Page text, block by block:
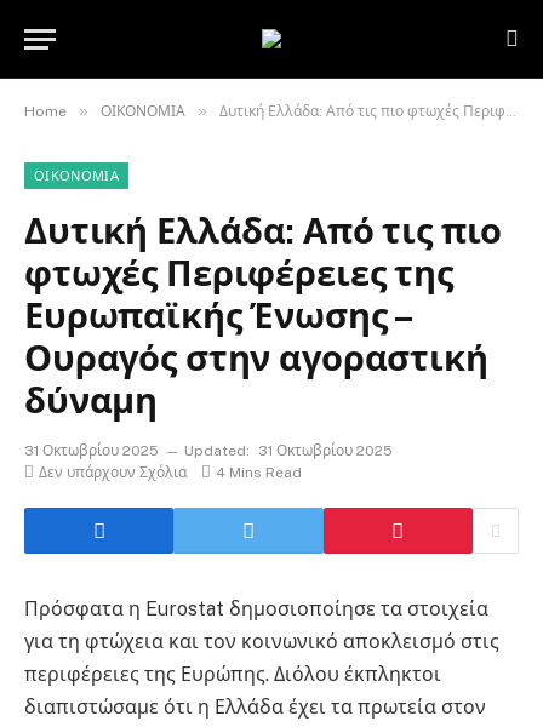
Home » ΟΙΚΟΝΟΜΙΑ » Δυτική Ελλάδα: Από τις πιο φτωχές Περιφέρειες της Ευρωπαϊκής Ένωσης – Ουραγός στην αγοραστική δύναμη
ΟΙΚΟΝΟΜΙΑ
Δυτική Ελλάδα: Από τις πιο
φτωχές Περιφέρειες της
Ευρωπαϊκής Ένωσης –
Ουραγός στην αγοραστική
δύναμη
31 Οκτωβρίου 2025 Updated:
31 Οκτωβρίου 2025
Δεν υπάρχουν Σχόλια
4 Mins Read
Πρόσφατα η Eurostat δημοσιοποίησε τα στοιχεία
για τη φτώχεια και τον κοινωνικό αποκλεισμό στις
περιφέρειες της Ευρώπης. Διόλου έκπληκτοι
διαπιστώσαμε ότι η Ελλάδα έχει τα πρωτεία στον